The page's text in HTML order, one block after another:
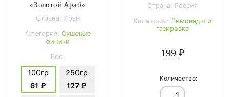
«Золотой Араб»
Страна: Иран
Категория: Сушеные
финики
Вес:
100гр
61 ₽
250гр
127 ₽
Страна: Россия
Категория: Лимонады и
газировка
199 ₽
Количество: